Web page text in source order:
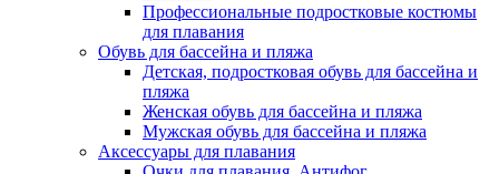
Профессиональные подростковые костюмы
для плавания
Обувь для бассейна и пляжа
Детская, подростковая обувь для бассейна и
пляжа
Женская обувь для бассейна и пляжа
Мужская обувь для бассейна и пляжа
Аксессуары для плавания